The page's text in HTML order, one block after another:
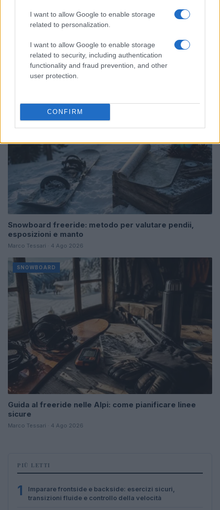
I want to allow Google to enable storage
related to personalization.
I want to allow Google to enable storage
related to security, including authentication
functionality and fraud prevention, and other
user protection.
CONFIRM
Imparare frontside e backside: esercizi sicuri,
transizioni fluide e controllo della velocità
Beatrice Beretta · 5 Ago 2026
Snowboard freeride: metodo per valutare pendii,
esposizioni e manto
Marco Tessari · 4 Ago 2026
SNOWBOARD
Guida al freeride nelle Alpi: come pianificare linee
sicure
Marco Tessari · 4 Ago 2026
PIÙ LETTI
1
Imparare frontside e backside: esercizi sicuri,
transizioni fluide e controllo della velocità